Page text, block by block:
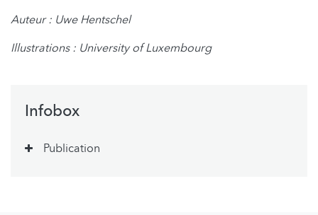
Auteur : Uwe Hentschel
Illustrations : University of Luxembourg
Infobox
Publication